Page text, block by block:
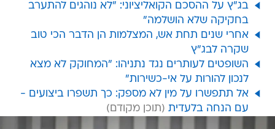
בג"ץ על ההסכם הקואליציוני: "לא נוהגים להתערב
בחקיקה שלא הושלמה"
אחרי שנים תחת אש, המצלמות הן הדבר הכי טוב
שקרה לבג"ץ
השופטים לעותרים נגד נתניהו: "המחוקק לא מצא
לנכון להורות על אי-כשירות"
אל תתפשרו על מין לא מספק: כך תשפרו ביצועים -
עם הנחה בלעדית